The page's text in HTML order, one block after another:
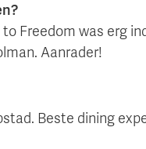
Freedom was erg
Aanrader!
Beste dining